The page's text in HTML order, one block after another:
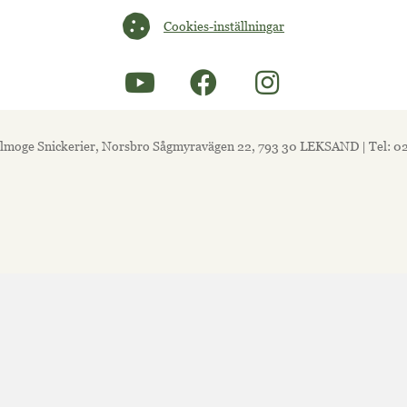
Cookies-inställningar
Cookies-inställningar
Snickerier, Norsbro Sågmyravägen 22, 793 30 LEKSAND | Tel: